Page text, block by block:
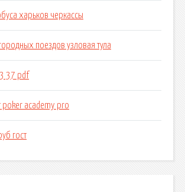
харьков черкассы
поездов узловая тула
37 pdf
poker academy pro
гост